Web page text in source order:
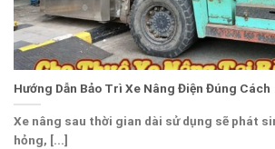
Hướng Dẫn Bảo Trì Xe Nâng Điện Đúng Cách
Xe nâng sau thời gian dài sử dụng sẽ phát
hỏng, [...]